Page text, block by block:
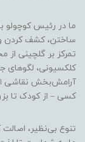
ما در رئیس
ساختن، کشف کردن
تمرکز بر گلچینی
کلکسیونی، لگوهای
آرامش‌بخش نقاشی
کسی – از کودک تا
تنوع بی‌نظیر،